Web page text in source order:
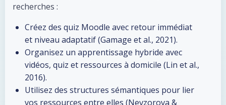
recherches :
Créez des quiz Moodle avec retour immédiat
et niveau adaptatif (Gamage et al., 2021).
Organisez un apprentissage hybride avec
vidéos, quiz et ressources à domicile (Lin et al.,
2016).
Utilisez des structures sémantiques pour lier
vos ressources entre elles (Nevzorova &